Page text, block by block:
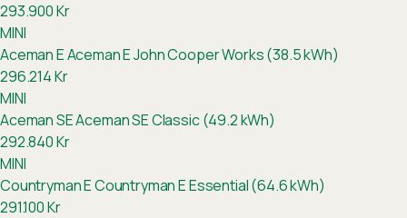
293.900Kr
MINI
Aceman EAceman E John Cooper Works (38.5 kWh)
296.214Kr
MINI
Aceman SEAceman SE Classic (49.2 kWh)
292.840Kr
MINI
Countryman ECountryman E Essential (64.6 kWh)
291.100Kr